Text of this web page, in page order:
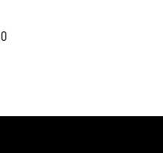
0